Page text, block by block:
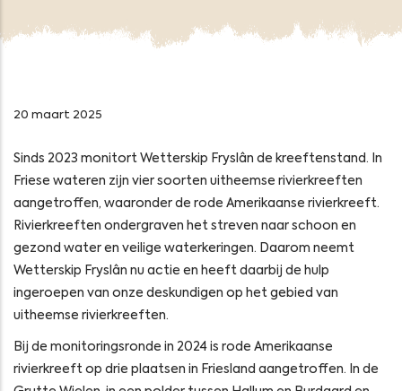
20 maart 2025
Sinds 2023 monitort Wetterskip Fryslân de kreeftenstand. In
Friese wateren zijn vier soorten uitheemse rivierkreeften
aangetroffen, waaronder de rode Amerikaanse rivierkreeft.
Rivierkreeften ondergraven het streven naar schoon en
gezond water en veilige waterkeringen. Daarom neemt
Wetterskip Fryslân nu actie en heeft daarbij de hulp
ingeroepen van onze deskundigen op het gebied van
uitheemse rivierkreeften.
Bij de monitoringsronde in 2024 is rode Amerikaanse
rivierkreeft op drie plaatsen in Friesland aangetroffen. In de